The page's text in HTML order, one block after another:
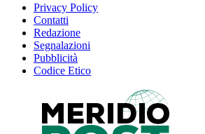
Privacy Policy
Contatti
Redazione
Segnalazioni
Pubblicità
Codice Etico